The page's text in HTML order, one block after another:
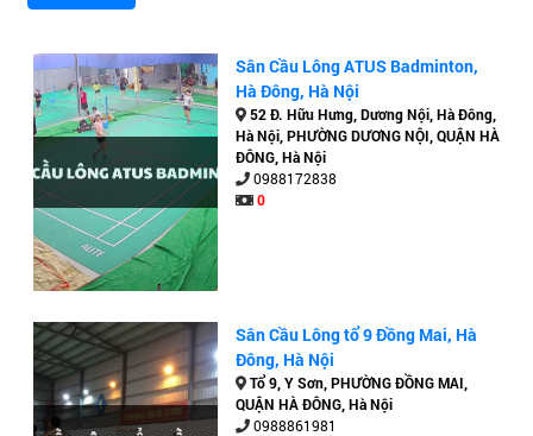
Sân Cầu Lông ATUS Badminton,
Hà Đông, Hà Nội
52 Đ. Hữu Hưng, Dương Nội, Hà Đông,
Hà Nội, PHƯỜNG DƯƠNG NỘI, QUẬN HÀ
ĐÔNG, Hà Nội
0988172838
0
Sân Cầu Lông tổ 9 Đồng Mai, Hà
Đông, Hà Nội
Tổ 9, Y Sơn, PHƯỜNG ĐỒNG MAI,
QUẬN HÀ ĐÔNG, Hà Nội
0988861981